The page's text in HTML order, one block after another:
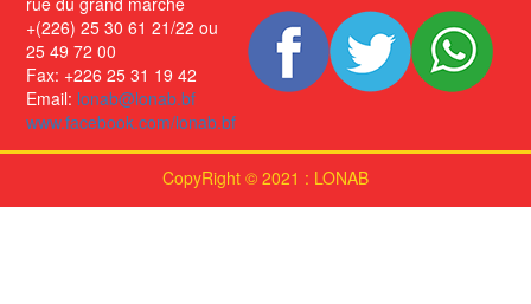
+(226) 25 30 61 21/22 ou
25 49 72 00
Fax: +226 25 31 19 42
Email: lonab@lonab.bf
www.facebook.com/lonab.bf
CopyRight © 2021 : LONAB